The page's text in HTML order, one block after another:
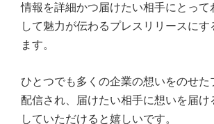
情報を詳細かつ届けたい相手にとって
して魅力が伝わるプレスリリースに
ます。
ひとつでも多くの企業の想いをのせた
配信され、届けたい相手に想いを届け
していただけると嬉しいです。